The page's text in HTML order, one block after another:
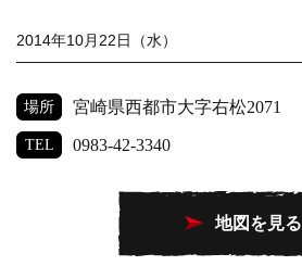
2014年10月22日（水）
場所 宮崎県西都市大字右松2071
TEL 0983-42-3340
地図を見る